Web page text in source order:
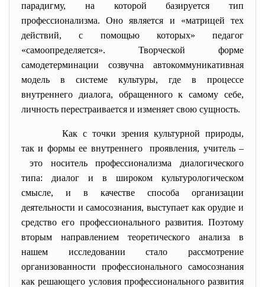
парадигму, на которой базируется тип
профессионализма. Оно является и «матрицей тех
действий, с помощью которых» педагог
«самоопределяется». Творческой форме
самодетерминации созвучна автокоммуникативная
модель в системе культуры, где в процессе
внутреннего диалога, обращенного к самому себе,
личность перестраивается и изменяет свою сущность.
Как с точки зрения культурной природы,
так и формы ее внутреннего проявления, учитель –
это носитель профессионализма диалогического
типа: диалог и в широком культурологическом
смысле, и в качестве способа организации
деятельности и самосознания, выступает как орудие и
средство его профессионального развития. Поэтому
вторым направлением теоретического анализа в
нашем исследовании стало рассмотрение
организованности профессионального самосознания
как решающего условия профессионального развития